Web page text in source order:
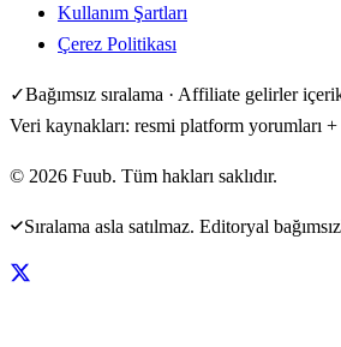
Kullanım Şartları
Çerez Politikası
✓Bağımsız sıralama · Affiliate gelirler
Veri kaynakları: resmi platform yorumları
© 2026 Fuub. Tüm hakları saklıdır.
Sıralama asla satılmaz. Editoryal